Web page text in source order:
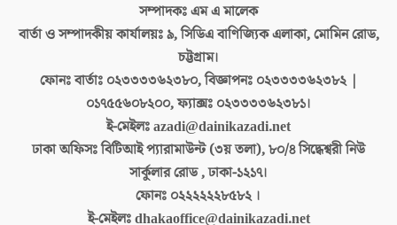
সম্পাদকঃএম এ মালেক
বার্তা ও সম্পাদকীয় কার্যালয়ঃ৯, সিডিএ বাণিজ্যিক এলাকা, মোমিন রোড,
চট্টগ্রাম।
ফোনঃ বার্তাঃ ০২৩৩৩৩৬২৩৮০, বিজ্ঞাপনঃ ০২৩৩৩৩৬২৩৮২ |
০১৭৫৫৬০৮২০০, ফ্যাক্সঃ ০২৩৩৩৩৬২৩৮১।
ই-মেইলঃazadi@dainikazadi.net
ঢাকা অফিসঃবিটিআই প্যারামাউন্ট (৩য় তলা), ৮০/৪ সিদ্ধেশ্বরী নিউ
সার্কুলার রোড , ঢাকা-১২১৭।
ফোনঃ ০২২২২২২৮৫৮২ ।
ই-মেইলঃdhakaoffice@dainikazadi.net